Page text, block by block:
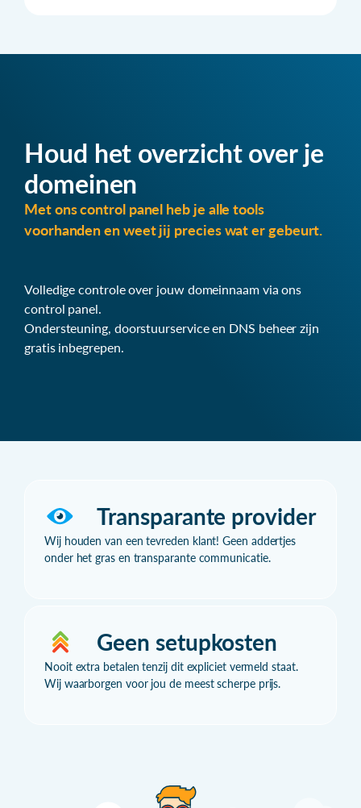
Houd het overzicht over je
domeinen
Met ons control panel heb je alle tools
voorhanden en weet jij precies wat er gebeurt.
Volledige controle over jouw domeinnaam via ons
control panel.
Ondersteuning, doorstuurservice en DNS beheer zijn
gratis inbegrepen.
Transparante provider
Wij houden van een tevreden klant! Geen addertjes
onder het gras en transparante communicatie.
Geen setupkosten
Nooit extra betalen tenzij dit expliciet vermeld staat.
Wij waarborgen voor jou de meest scherpe prijs.